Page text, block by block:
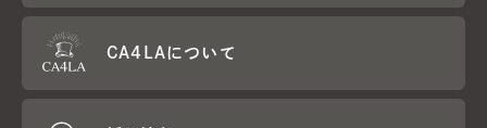
CA4LAについて